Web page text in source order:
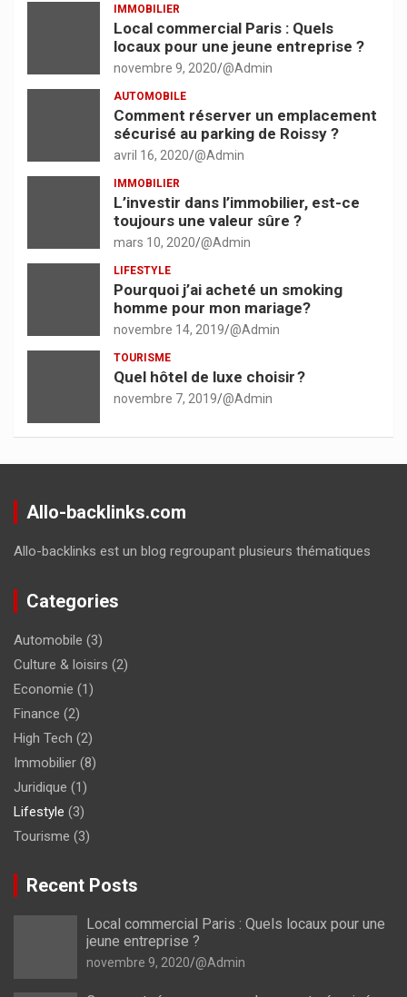
IMMOBILIER
Local commercial Paris : Quels
locaux pour une jeune entreprise ?
novembre 9, 2020 @Admin
AUTOMOBILE
Comment réserver un emplacement
sécurisé au parking de Roissy ?
avril 16, 2020 @Admin
IMMOBILIER
L’investir dans l’immobilier, est-ce
toujours une valeur sûre ?
mars 10, 2020 @Admin
LIFESTYLE
Pourquoi j’ai acheté un smoking
homme pour mon mariage?
novembre 14, 2019 @Admin
TOURISME
Quel hôtel de luxe choisir ?
novembre 7, 2019 @Admin
Allo-backlinks.com
Allo-backlinks est un blog regroupant plusieurs thématiques
Categories
Automobile (3)
Culture & loisirs (2)
Economie (1)
Finance (2)
High Tech (2)
Immobilier (8)
Juridique (1)
Lifestyle (3)
Tourisme (3)
Recent Posts
Local commercial Paris : Quels locaux pour une
jeune entreprise ?
novembre 9, 2020 @Admin